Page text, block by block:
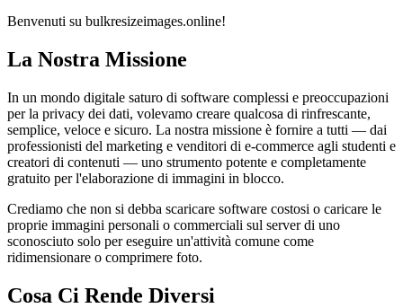
Benvenuti su bulkresizeimages.online!
La Nostra Missione
In un mondo digitale saturo di software complessi e preoccupazioni
per la privacy dei dati, volevamo creare qualcosa di rinfrescante,
semplice, veloce e sicuro. La nostra missione è fornire a tutti — dai
professionisti del marketing e venditori di e-commerce agli studenti e
creatori di contenuti — uno strumento potente e completamente
gratuito per l'elaborazione di immagini in blocco.
Crediamo che non si debba scaricare software costosi o caricare le
proprie immagini personali o commerciali sul server di uno
sconosciuto solo per eseguire un'attività comune come
ridimensionare o comprimere foto.
Cosa Ci Rende Diversi